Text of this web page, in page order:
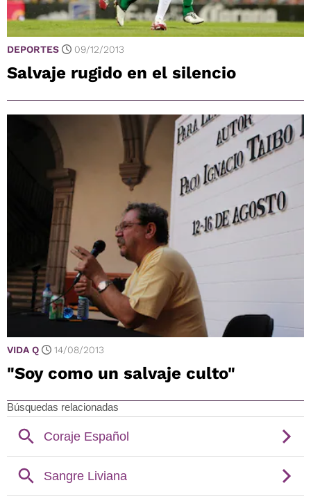
DEPORTES 09/12/2013
Salvaje rugido en el silencio
VIDA Q 14/08/2013
"Soy como un salvaje culto"